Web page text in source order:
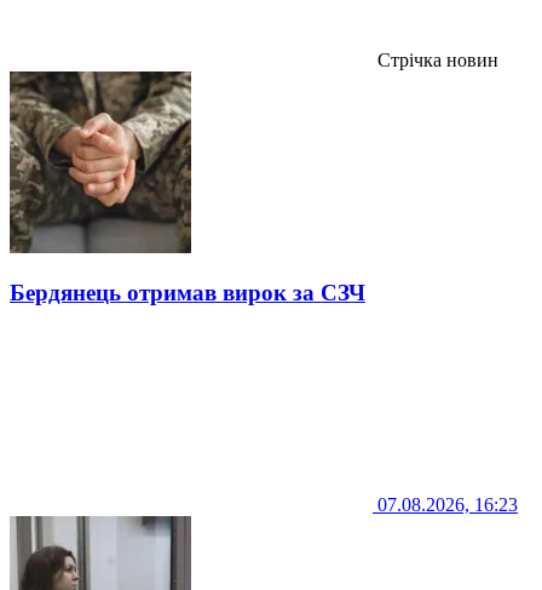
Стрічка новин
Бердянець отримав вирок за СЗЧ
07.08.2026, 16:23